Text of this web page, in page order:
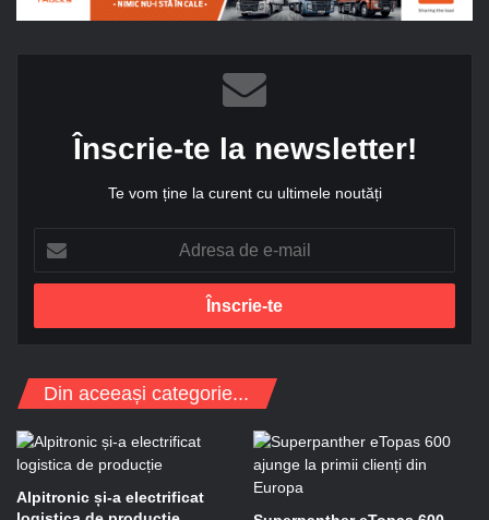
Înscrie-te la newsletter!
Te vom ține la curent cu ultimele noutăți
r
s
d
-
m
a
i
Din aceeași categorie...
Alpitronic și-a electrificat